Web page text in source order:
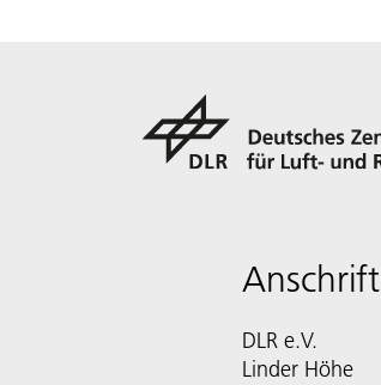
Anschrift
DLR e.V.
Linder Höhe